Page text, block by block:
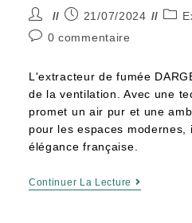
21/07/2024
0 commentaire
L'extracteur de fumée
de la ventilation. Avec une
promet un air pur et une
pour les espaces
élégance française.
Continuer La Lecture